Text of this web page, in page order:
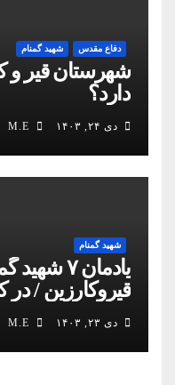
دفاع مقدس شهید گمنام
شهرستان قیر و
دارد؟
دی ۲۴, ۱۴۰۳
شهید گمنام
یادمان ۷
قیروکارزین / در
دی ۲۳, ۱۴۰۳